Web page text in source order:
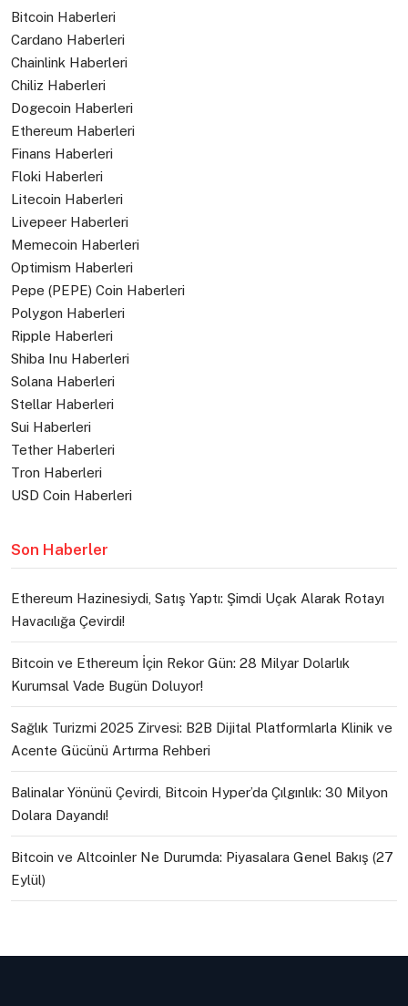
Bitcoin Haberleri
Cardano Haberleri
Chainlink Haberleri
Chiliz Haberleri
Dogecoin Haberleri
Ethereum Haberleri
Finans Haberleri
Floki Haberleri
Litecoin Haberleri
Livepeer Haberleri
Memecoin Haberleri
Optimism Haberleri
Pepe (PEPE) Coin Haberleri
Polygon Haberleri
Ripple Haberleri
Shiba Inu Haberleri
Solana Haberleri
Stellar Haberleri
Sui Haberleri
Tether Haberleri
Tron Haberleri
USD Coin Haberleri
Son Haberler
Ethereum Hazinesiydi, Satış Yaptı: Şimdi Uçak Alarak Rotayı
Havacılığa Çevirdi!
Bitcoin ve Ethereum İçin Rekor Gün: 28 Milyar Dolarlık
Kurumsal Vade Bugün Doluyor!
Sağlık Turizmi 2025 Zirvesi: B2B Dijital Platformlarla Klinik ve
Acente Gücünü Artırma Rehberi
Balinalar Yönünü Çevirdi, Bitcoin Hyper’da Çılgınlık: 30 Milyon
Dolara Dayandı!
Bitcoin ve Altcoinler Ne Durumda: Piyasalara Genel Bakış (27
Eylül)